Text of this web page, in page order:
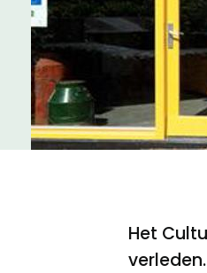
Meld een
Nieuwsbrief
Nieuwsbrief
Voorwaarden
Privacyverklaring
Het